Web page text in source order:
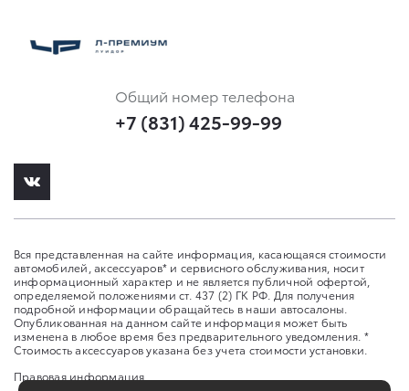
Общий номер телефона
+7 (831) 425-99-99
Вся представленная на сайте информация, касающаяся стоимости
автомобилей, аксессуаров* и сервисного обслуживания, носит
информационный характер и не является публичной офертой,
определяемой положениями ст. 437 (2) ГК РФ. Для получения
подробной информации обращайтесь в наши автосалоны.
Опубликованная на данном сайте информация может быть
изменена в любое время без предварительного уведомления. *
Стоимость аксессуаров указана без учета стоимости установки.
Правовая информация